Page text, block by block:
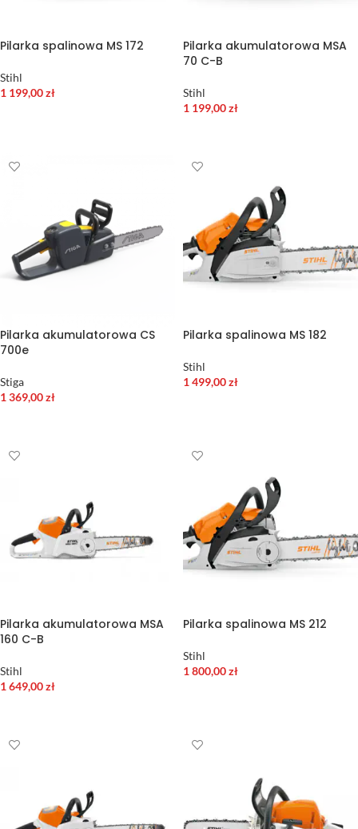
Pilarka spalinowa MS 172
Stihl
1 199,00zł
Pilarka akumulatorowa MSA
70 C-B
Stihl
1 199,00zł
Pilarka akumulatorowa CS
700e
Stiga
1 369,00zł
Pilarka spalinowa MS 182
Stihl
1 499,00zł
Pilarka akumulatorowa MSA
160 C-B
Stihl
1 649,00zł
Pilarka spalinowa MS 212
Stihl
1 800,00zł